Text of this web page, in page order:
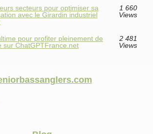
secteurs pour optimiser sa
avec le Girardin industriel
1 660
Views
pour profiter pleinement de
sur ChatGPTFrance.net
2 481
Views